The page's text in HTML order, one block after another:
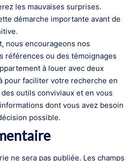
les mauvaises surprises.
démarche importante avant de
nous encourageons nos
références ou des témoignages
à louer avec deux
pour faciliter votre recherche en
outils conviviaux et en vous
dont vous avez besoin
possible.
ne sera pas publiée. Les champs